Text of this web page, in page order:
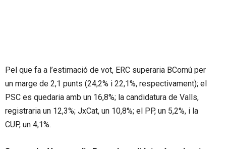
Pel que fa a l’estimació de vot, ERC superaria BComú per
un marge de 2,1 punts (24,2% i 22,1%, respectivament); el
PSC es quedaria amb un 16,8%; la candidatura de Valls,
registraria un 12,3%; JxCat, un 10,8%; el PP, un 5,2%, i la
CUP, un 4,1%.